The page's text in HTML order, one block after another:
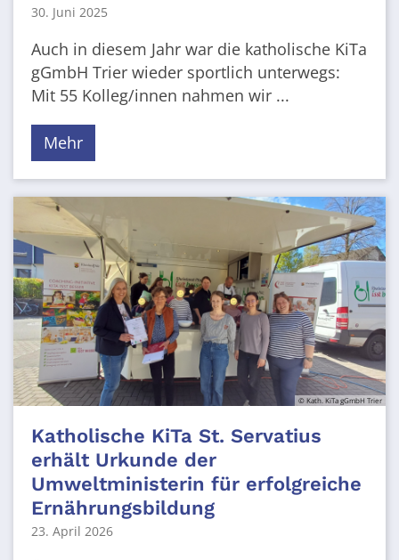
30. Juni 2025
Auch in diesem Jahr war die katholische KiTa
gGmbH Trier wieder sportlich unterwegs:
Mit 55 Kolleg/innen nahmen wir ...
Mehr
© Kath. KiTa gGmbH Trier
Katholische KiTa St. Servatius
erhält Urkunde der
Umweltministerin für erfolgreiche
Ernährungsbildung
23. April 2026